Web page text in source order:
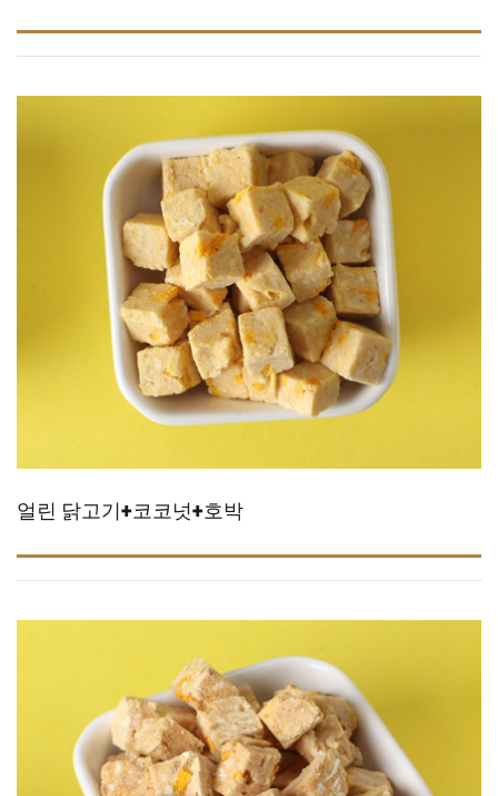
얼린 닭고기+코코넛+호박